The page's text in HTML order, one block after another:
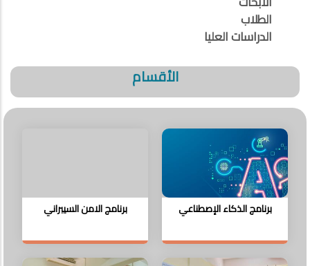
الطلاب
الدراسات العليا
الأقسام
برنامج الذكاء الإصطناعي برنامج الامن السيبراني